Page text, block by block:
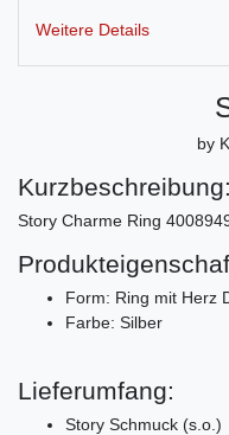
Weitere Details
by
Kurzbeschreibung:
Story Charme Ring
Form: Ring mit Herz
Farbe: Silber
Lieferumfang:
Story Schmuck (s.o.)